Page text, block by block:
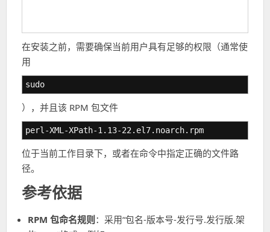
在安装之前，需要确保当前用户具有足够的权限（通常使
用
sudo
），并且该 RPM 包文件
perl-XML-XPath-1.13-22.el7.noarch.rpm
位于当前工作目录下，或者在命令中指定正确的文件路
径。
参考依据
RPM 包命名规则 ：采用“包名-版本号-发行号.发行版.架